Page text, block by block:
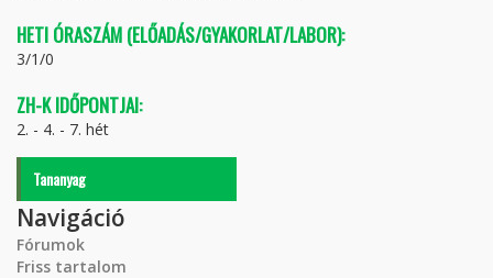
HETI ÓRASZÁM (ELŐADÁS/GYAKORLAT/LABOR):
3/1/0
ZH-K IDŐPONTJAI:
2. - 4. - 7. hét
Tananyag
Navigáció
Fórumok
Friss tartalom